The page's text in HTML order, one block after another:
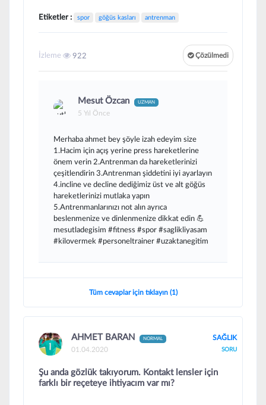
Etiketler : spor göğüs kasları antrenman
Çözülmedi
İzleme 922
Mesut Özcan UZMAN
5 Yıl Önce
Merhaba ahmet bey şöyle izah edeyim size
1.Hacim için açış yerine press hareketlerine
önem verin 2.Antrenman da hareketlerinizi
çeşitlendirin 3.Antrenman şiddetini iyi ayarlayın
4.incline ve decline dediğimiz üst ve alt göğüs
hareketlerinizi mutlaka yapın
5.Antrenmanlarınızı not alın ayrıca
beslenmenize ve dinlenmenize dikkat edin 💪
mesutladegisim #fitness #spor #saglikliyasam
#kilovermek #personeltrainer #uzaktanegitim
Tüm cevaplar için tıklayın (1)
AHMET BARAN NORMAL
01.04.2020
SAĞLIK
SORU
Şu anda gözlük takıyorum. Kontakt lensler için
farklı bir reçeteye ihtiyacım var mı?